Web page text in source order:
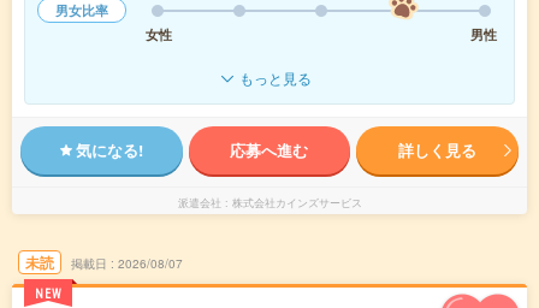
男女比率
女性
男性
もっと見る
気になる! 応募へ進む 詳しく見る
派遣会社 株式会社カインズサービス
未読
NEW
掲載日 2026/08/07